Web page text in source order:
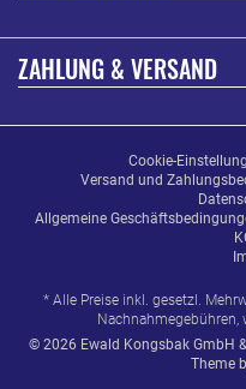
ZAHLUNG & VERSAND
Cookie-
Versand und
Allgemeine
* Alle Preise inkl. gesetzl.
Nachnahmegebühren,
© 2026 Ewald Kongsbak GmbH
Theme